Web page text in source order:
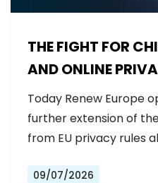
THE FIGHT FOR
AND ONLINE
Today Renew Europe
further extension of
from EU privacy rules
09/07/2026